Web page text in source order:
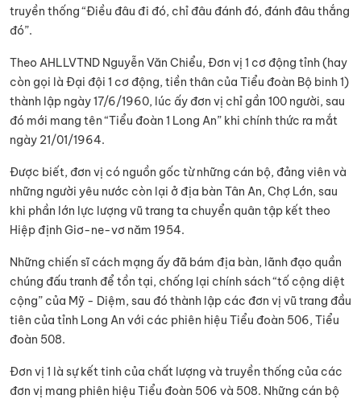
truyền thống “Điều đâu đi đó, chỉ đâu đánh đó, đánh đâu thắng
đó”.
Theo AHLLVTND Nguyễn Văn Chiểu, Đơn vị 1 cơ động tỉnh (hay
còn gọi là Đại đội 1 cơ động, tiền thân của Tiểu đoàn Bộ binh 1)
thành lập ngày 17/6/1960, lúc ấy đơn vị chỉ gần 100 người, sau
đó mới mang tên “Tiểu đoàn 1 Long An” khi chính thức ra mắt
ngày 21/01/1964.
Được biết, đơn vị có nguồn gốc từ những cán bộ, đảng viên và
những người yêu nước còn lại ở địa bàn Tân An, Chợ Lớn, sau
khi phần lớn lực lượng vũ trang ta chuyển quân tập kết theo
Hiệp định Giơ-ne-vơ năm 1954.
Những chiến sĩ cách mạng ấy đã bám địa bàn, lãnh đạo quần
chúng đấu tranh để tồn tại, chống lại chính sách “tố cộng diệt
cộng” của Mỹ - Diệm, sau đó thành lập các đơn vị vũ trang đầu
tiên của tỉnh Long An với các phiên hiệu Tiểu đoàn 506, Tiểu
đoàn 508.
Đơn vị 1 là sự kết tinh của chất lượng và truyền thống của các
đơn vị mang phiên hiệu Tiểu đoàn 506 và 508. Những cán bộ